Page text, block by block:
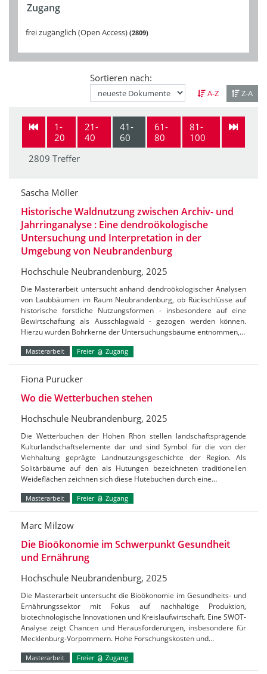
Zugang
frei zugänglich (Open Access) 2809
Sortieren nach:
A-Z Z-A
1-
20
21-
40
41-
60
61-
80
81-
100
2809 Treffer
Sascha Möller
Historische Waldnutzung zwischen Archiv- und
Jahrringanalyse : Eine dendroökologische
Untersuchung und Interpretation in der
Umgebung von Neubrandenburg
Hochschule Neubrandenburg, 2025
Die Masterarbeit untersucht anhand dendroökologischer Analysen
von Laubbäumen im Raum Neubrandenburg, ob Rückschlüsse auf
historische forstliche Nutzungsformen - insbesondere auf eine
Bewirtschaftung als Ausschlagwald - gezogen werden können.
Hierzu wurden Bohrkerne der Untersuchungsbäume entnommen,…
Masterarbeit Freier Zugang
Fiona Purucker
Wo die Wetterbuchen stehen
Hochschule Neubrandenburg, 2025
Die Wetterbuchen der Hohen Rhön stellen landschaftsprägende
Kulturlandschaftselemente dar und sind Symbol für die von der
Viehhaltung geprägte Landnutzungsgeschichte der Region. Als
Solitärbäume auf den als Hutungen bezeichneten traditionellen
Weideflächen zeichnen sich diese Hutebuchen durch eine…
Masterarbeit Freier Zugang
Marc Milzow
Die Bioökonomie im Schwerpunkt Gesundheit
und Ernährung
Hochschule Neubrandenburg, 2025
Die Masterarbeit untersucht die Bioökonomie im Gesundheits- und
Ernährungssektor mit Fokus auf nachhaltige Produktion,
biotechnologische Innovationen und Kreislaufwirtschaft. Eine SWOT-
Analyse zeigt Chancen und Herausforderungen, insbesondere für
Mecklenburg-Vorpommern. Hohe Forschungskosten und…
Masterarbeit Freier Zugang